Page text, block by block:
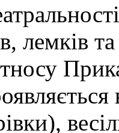
лемків